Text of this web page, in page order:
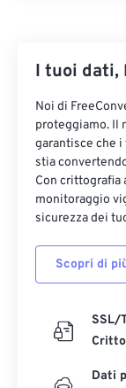
I tuoi dati,
Noi di
proteggiamo. Il
garantisce che
stia
Con crittografia
monitoraggio
sicurezza dei
Scopri di
SSL/
Dati